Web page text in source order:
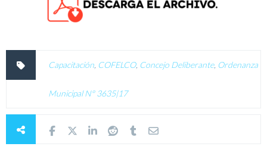
Capacitación COFELCO, Concejo Deliberante, Ordenanza
Municipal N° 3635|17